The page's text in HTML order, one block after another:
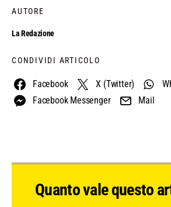
AUTORE
La Redazione
CONDIVIDI ARTICOLO
Facebook X (Twitter)
Facebook Messenger
Mail
Quanto vale questo